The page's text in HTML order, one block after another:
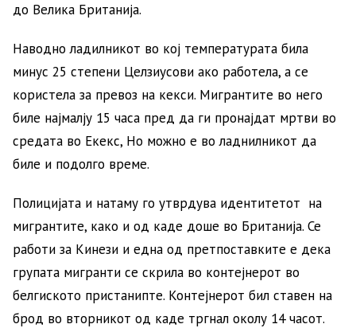
до Велика Британија.
Наводно ладилникот во кој температурата била
минус 25 степени Целзиусови ако работела, а се
користела за превоз на кекси. Мигрантите во него
биле најмалју 15 часа пред да ги пронајдат мртви во
средата во Екекс, Но можно е во ладнилникот да
биле и подолго време.
Полицијата и натаму го утврдува идентитетот на
мигрантите, како и од каде доше во Британија. Се
работи за Кинези и една од претпоставките е дека
групата мигранти се скрила во контејнерот во
белгиското пристанипте. Контејнерот бил ставен на
брод во вторникот од каде тргнал околу 14 часот.